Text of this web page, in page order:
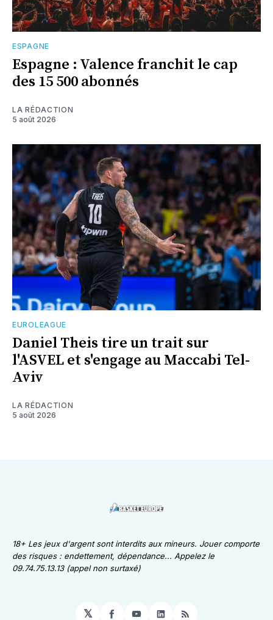
ESPAGNE
Espagne : Valence franchit le cap
des 15 500 abonnés
LA RÉDACTION
5 août 2026
EUROLEAGUE
Daniel Theis tire un trait sur
l'ASVEL et s'engage au Maccabi Tel-
Aviv
LA RÉDACTION
5 août 2026
18+ Les jeux d'argent sont interdits aux mineurs. Jouer comporte
des risques : endettement, dépendance... Appelez le
09.74.75.13.13 (appel non surtaxé)
𝕏